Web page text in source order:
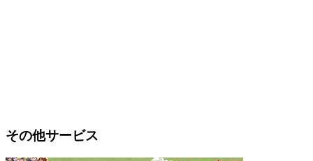
その他サービス